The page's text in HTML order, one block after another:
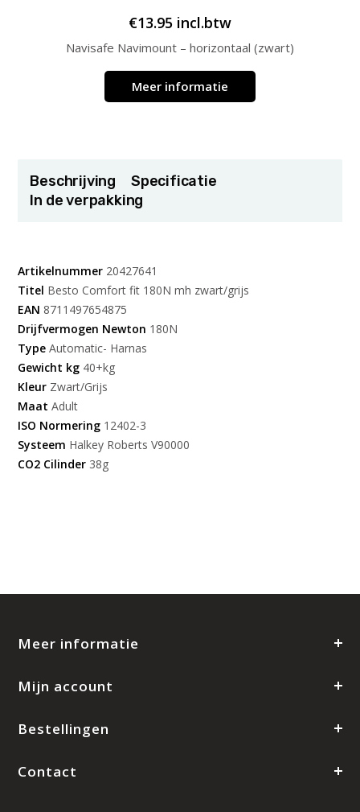
€13.95 incl.btw
Navisafe Navimount – horizontaal (zwart)
Meer informatie
Beschrijving
Specificatie
In de verpakking
Artikelnummer 20427641
Titel Besto Comfort fit 180N mh zwart/grijs
EAN 8711497654875
Drijfvermogen Newton 180N
Type Automatic- Harnas
Gewicht kg 40+kg
Kleur Zwart/Grijs
Maat Adult
ISO Normering 12402-3
Systeem Halkey Roberts V90000
CO2 Cilinder 38g
Meer informatie
Mijn account
Bestellingen
Contact